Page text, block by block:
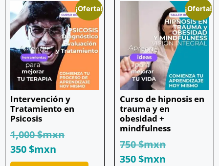
¡Oferta!
Intervención y
Tratamiento en
Psicosis
1,000$mxn
350$mxn
¡Oferta!
Curso de hipnosis en
trauma y en
obesidad +
mindfulness
750$mxn
350$mxn